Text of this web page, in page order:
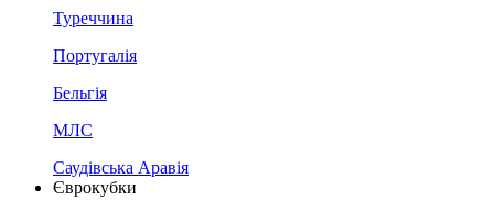
Туреччина
Португалія
Бельгія
МЛС
Саудівська Аравія
Єврокубки